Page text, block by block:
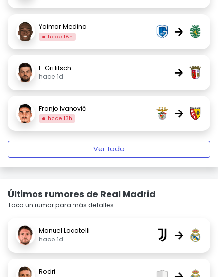
Yaimar Medina
hace 18h →
F. Grillitsch
hace 1d
→
Franjo Ivanović
hace 13h →
Ver todo
Últimos rumores de Real Madrid
Toca un rumor para más detalles.
Manuel Locatelli
hace 1d
→
Rodri